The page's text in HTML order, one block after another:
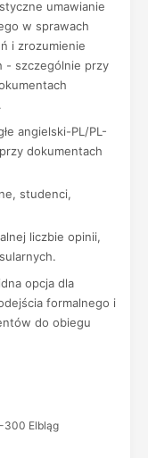
umawianie
w sprawach
i zrozumienie
- szczególnie przy
angielski-PL/PL-
dokumentach
studenci,
liczbie opinii,
opcja dla
formalnego i
do obiegu
300 Elbląg